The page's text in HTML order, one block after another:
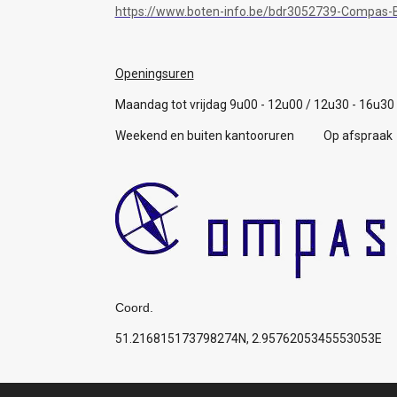
https://www.boten-info.be/bdr3052739-Compas-
Openingsuren
Maandag tot vrijdag 9u00 - 12u00 / 12u30 - 16u30
Weekend en buiten kantooruren Op afspraak
Coord.
51.216815173798274N, 2.9576205345553053E